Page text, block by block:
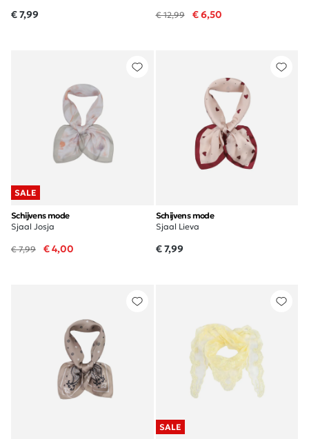
€ 7,99 € 12,99 € 6,50
SALE
Schijvens mode
Sjaal Josja
€ 7,99 € 4,00
Schijvens mode
Sjaal Lieva
€ 7,99
SALE